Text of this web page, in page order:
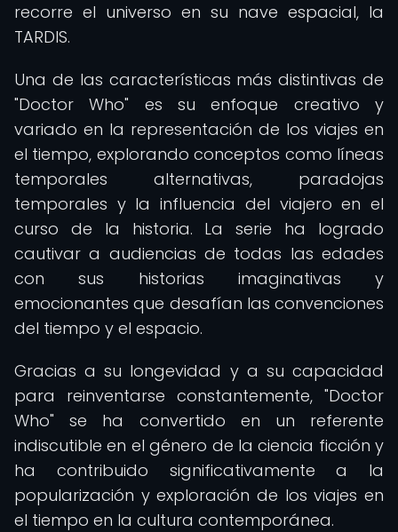
recorre el universo en su nave espacial, la
TARDIS.
Una de las características más distintivas de
"Doctor Who" es su enfoque creativo y
variado en la representación de los viajes en
el tiempo, explorando conceptos como líneas
temporales alternativas, paradojas
temporales y la influencia del viajero en el
curso de la historia. La serie ha logrado
cautivar a audiencias de todas las edades
con sus historias imaginativas y
emocionantes que desafían las convenciones
del tiempo y el espacio.
Gracias a su longevidad y a su capacidad
para reinventarse constantemente, "Doctor
Who" se ha convertido en un referente
indiscutible en el género de la ciencia ficción y
ha contribuido significativamente a la
popularización y exploración de los viajes en
el tiempo en la cultura contemporánea.